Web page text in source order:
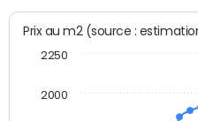
Prix au m2 (source :
2000
2250